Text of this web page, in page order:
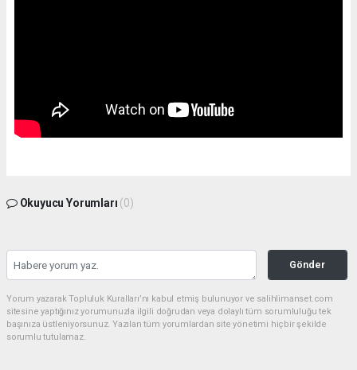
Okuyucu Yorumları (0)
Gönder
Yorum yazarak Topluluk Kuralları’nı kabul etmiş bulunuyor ve salihlimanset.com
sitesine yaptığınız yorumunuzla ilgili doğrudan veya dolaylı tüm sorumluluğu tek
başınıza üstleniyorsunuz. Yazılan tüm yorumlardan site yönetimi hiçbir şekilde
sorumlu tutulamaz.